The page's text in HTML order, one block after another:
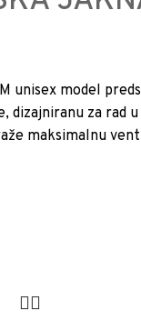
unisex model
dizajniranu za rad
maksimalnu